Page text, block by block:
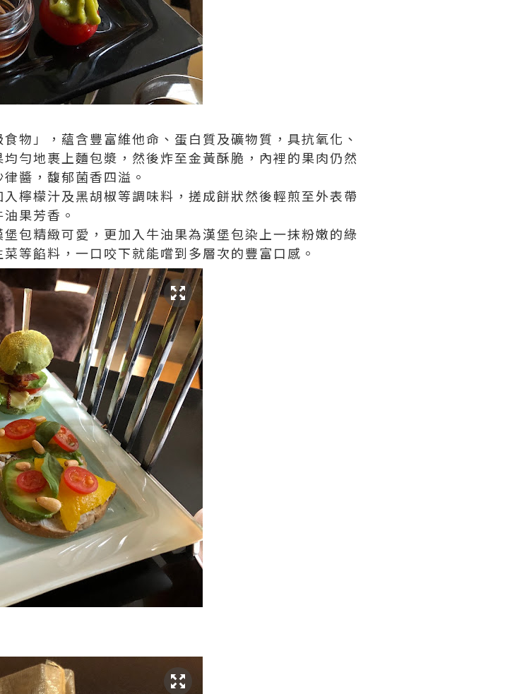
物」，蘊含豐富維他命、蛋白質及礦物質，具抗氧化、
勻地裹上麵包漿，然後炸至金黃酥脆，內裡的果肉仍然
醬，馥郁菌香四溢。
檸檬汁及黑胡椒等調味料，搓成餅狀然後輕煎至外表帶
果芳香。
堡包精緻可愛，更加入牛油果為漢堡包染上一抹粉嫩的綠
等餡料，一口咬下就能嚐到多層次的豐富口感。